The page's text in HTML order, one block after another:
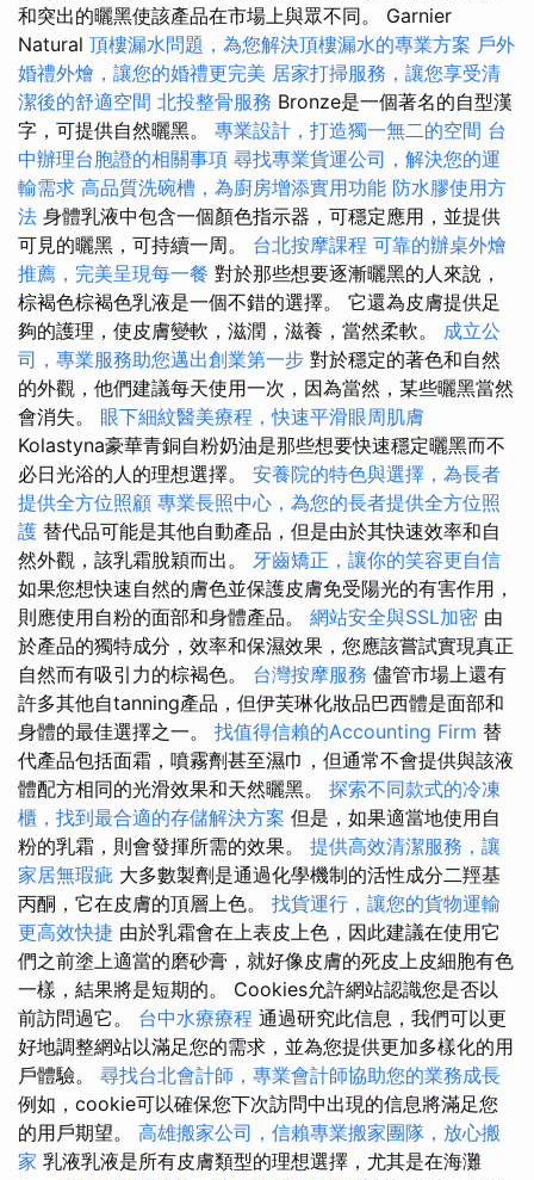
和突出的曬黑使該產品在市場上與眾不同。 Garnier
Natural 頂樓漏水問題，為您解決頂樓漏水的專業方案 戶外
婚禮外燴，讓您的婚禮更完美 居家打掃服務，讓您享受清
潔後的舒適空間 北投整骨服務 Bronze是一個著名的自型漢
字，可提供自然曬黑。 專業設計，打造獨一無二的空間 台
中辦理台胞證的相關事項 尋找專業貨運公司，解決您的運
輸需求 高品質洗碗槽，為廚房增添實用功能 防水膠使用方
法 身體乳液中包含一個顏色指示器，可穩定應用，並提供
可見的曬黑，可持續一周。 台北按摩課程 可靠的辦桌外燴
推薦，完美呈現每一餐 對於那些想要逐漸曬黑的人來說，
棕褐色棕褐色乳液是一個不錯的選擇。 它還為皮膚提供足
夠的護理，使皮膚變軟，滋潤，滋養，當然柔軟。 成立公
司，專業服務助您邁出創業第一步 對於穩定的著色和自然
的外觀，他們建議每天使用一次，因為當然，某些曬黑當然
會消失。 眼下細紋醫美療程，快速平滑眼周肌膚
Kolastyna豪華青銅自粉奶油是那些想要快速穩定曬黑而不
必日光浴的人的理想選擇。 安養院的特色與選擇，為長者
提供全方位照顧 專業長照中心，為您的長者提供全方位照
護 替代品可能是其他自動產品，但是由於其快速效率和自
然外觀，該乳霜脫穎而出。 牙齒矯正，讓你的笑容更自信
如果您想快速自然的膚色並保護皮膚免受陽光的有害作用，
則應使用自粉的面部和身體產品。 網站安全與SSL加密 由
於產品的獨特成分，效率和保濕效果，您應該嘗試實現真正
自然而有吸引力的棕褐色。 台灣按摩服務 儘管市場上還有
許多其他自tanning產品，但伊芙琳化妝品巴西體是面部和
身體的最佳選擇之一。 找值得信賴的Accounting Firm 替
代產品包括面霜，噴霧劑甚至濕巾，但通常不會提供與該液
體配方相同的光滑效果和天然曬黑。 探索不同款式的冷凍
櫃，找到最合適的存儲解決方案 但是，如果適當地使用自
粉的乳霜，則會發揮所需的效果。 提供高效清潔服務，讓
家居無瑕疵 大多數製劑是通過化學機制的活性成分二羥基
丙酮，它在皮膚的頂層上色。 找貨運行，讓您的貨物運輸
更高效快捷 由於乳霜會在上表皮上色，因此建議在使用它
們之前塗上適當的磨砂膏，就好像皮膚的死皮上皮細胞有色
一樣，結果將是短期的。 Cookies允許網站認識您是否以
前訪問過它。 台中水療療程 通過研究此信息，我們可以更
好地調整網站以滿足您的需求，並為您提供更加多樣化的用
戶體驗。 尋找台北會計師，專業會計師協助您的業務成長
例如，cookie可以確保您下次訪問中出現的信息將滿足您
的用戶期望。 高雄搬家公司，信賴專業搬家團隊，放心搬
家 乳液乳液是所有皮膚類型的理想選擇，尤其是在海灘